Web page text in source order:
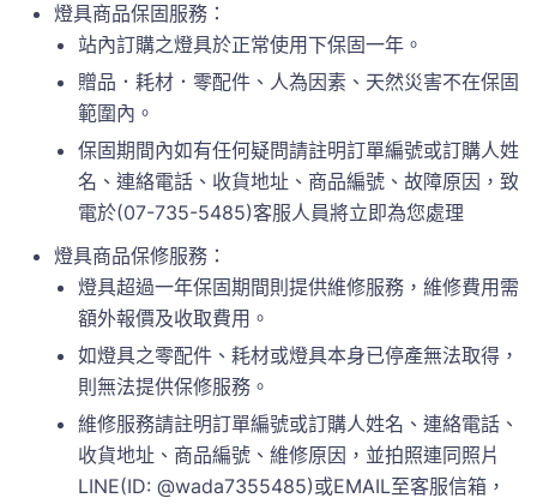
燈具商品保固服務：
站內訂購之燈具於正常使用下保固一年。
贈品．耗材．零配件、人為因素、天然災害不在保固
範圍內。
保固期間內如有任何疑問請註明訂單編號或訂購人姓
名、連絡電話、收貨地址、商品編號、故障原因，致
電於(07-735-5485)客服人員將立即為您處理
燈具商品保修服務：
燈具超過一年保固期間則提供維修服務，維修費用需
額外報價及收取費用。
如燈具之零配件、耗材或燈具本身已停產無法取得，
則無法提供保修服務。
維修服務請註明訂單編號或訂購人姓名、連絡電話、
收貨地址、商品編號、維修原因，並拍照連同照片
LINE(ID: @wada7355485)或EMAIL至客服信箱，